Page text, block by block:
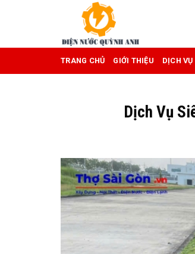
TRANG CHỦ GIỚI THIỆU DỊCH VỤ
Dịch Vụ